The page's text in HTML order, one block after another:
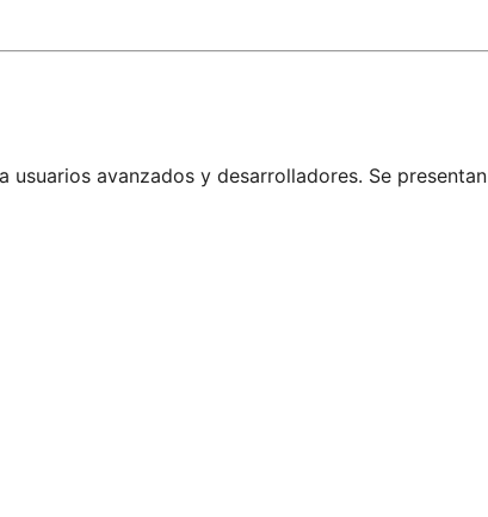
usuarios avanzados y desarrolladores. Se presentan